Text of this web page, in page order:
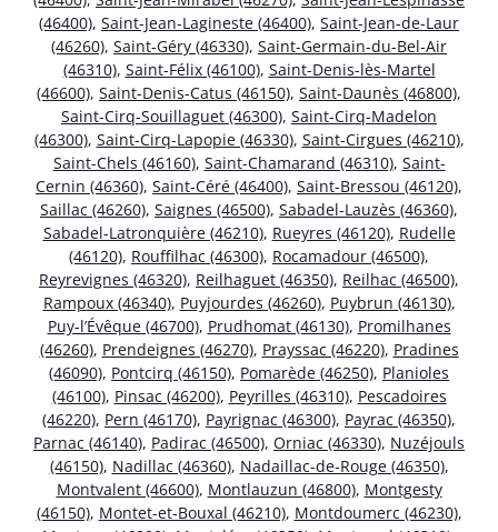
(46400), Saint-Jean-Lagineste (46400), Saint-Jean-de-Laur
(46260), Saint-Géry (46330), Saint-Germain-du-Bel-Air
(46310), Saint-Félix (46100), Saint-Denis-lès-Martel
(46600), Saint-Denis-Catus (46150), Saint-Daunès (46800),
Saint-Cirq-Souillaguet (46300), Saint-Cirq-Madelon
(46300), Saint-Cirq-Lapopie (46330), Saint-Cirgues (46210),
Saint-Chels (46160), Saint-Chamarand (46310), Saint-
Cernin (46360), Saint-Céré (46400), Saint-Bressou (46120),
Saillac (46260), Saignes (46500), Sabadel-Lauzès (46360),
Sabadel-Latronquière (46210), Rueyres (46120), Rudelle
(46120), Rouffilhac (46300), Rocamadour (46500),
Reyrevignes (46320), Reilhaguet (46350), Reilhac (46500),
Rampoux (46340), Puyjourdes (46260), Puybrun (46130),
Puy-l’Évêque (46700), Prudhomat (46130), Promilhanes
(46260), Prendeignes (46270), Prayssac (46220), Pradines
(46090), Pontcirq (46150), Pomarède (46250), Planioles
(46100), Pinsac (46200), Peyrilles (46310), Pescadoires
(46220), Pern (46170), Payrignac (46300), Payrac (46350),
Parnac (46140), Padirac (46500), Orniac (46330), Nuzéjouls
(46150), Nadillac (46360), Nadaillac-de-Rouge (46350),
Montvalent (46600), Montlauzun (46800), Montgesty
(46150), Montet-et-Bouxal (46210), Montdoumerc (46230),